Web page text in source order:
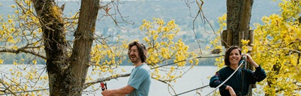
Du 21/04/2025 au 31/10/2025 :
Adulte : à partir de 52 €